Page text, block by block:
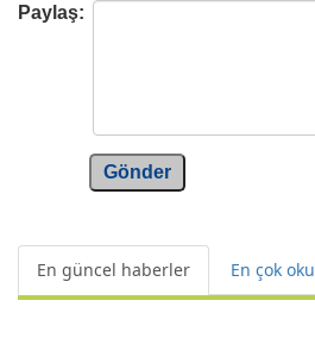
Paylaş:
Gönder
En güncel haberler En çok